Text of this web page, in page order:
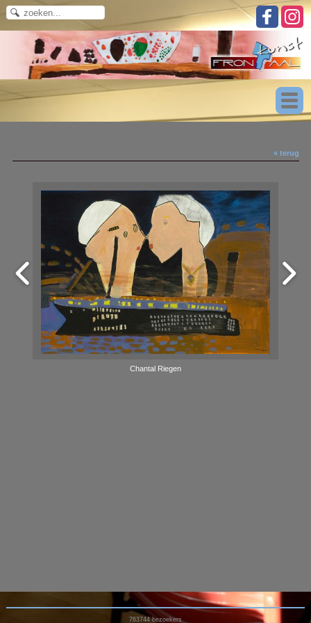
« terug
Chantal Riegen
763744bezoekers